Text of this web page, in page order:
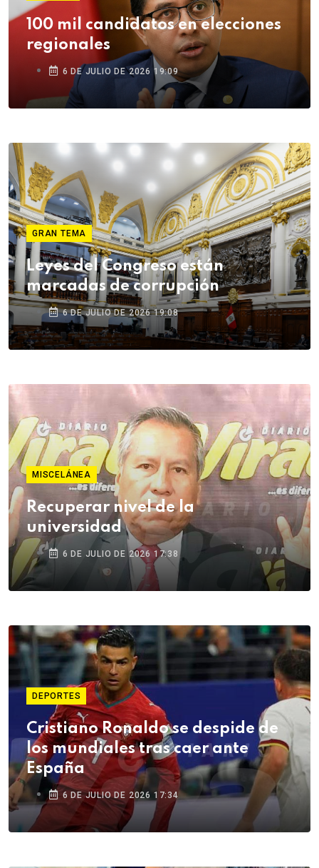
100 mil candidatos en elecciones
regionales
6 DE JULIO DE 2026 19:09
GRAN TEMA
Leyes del Congreso están
marcadas de corrupción
6 DE JULIO DE 2026 19:08
MISCELÁNEA
Recuperar nivel de la
universidad
6 DE JULIO DE 2026 17:38
DEPORTES
Cristiano Ronaldo se despide de
los mundiales tras caer ante
España
6 DE JULIO DE 2026 17:34